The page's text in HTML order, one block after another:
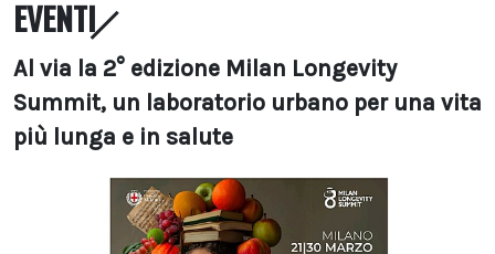
EVENTI
Al via la 2° edizione Milan Longevity
Summit, un laboratorio urbano per una vita
più lunga e in salute